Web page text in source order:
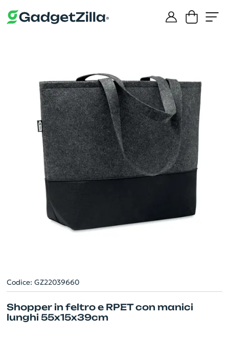
Codice: GZ22039660
Shopper in feltro e RPET con manici
lunghi 55x15x39cm